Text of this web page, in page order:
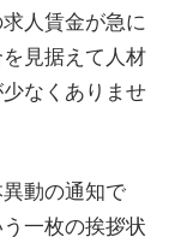
人賃金が急に
見据えて人材
なくありませ
動の通知で
一枚の挨拶状